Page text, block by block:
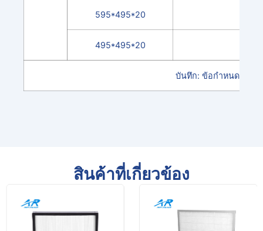
595*495*20
495*495*20
บันทึก: ข้อกำหนดอื่น ๆ
สินค้าที่เกี่ยวข้อง